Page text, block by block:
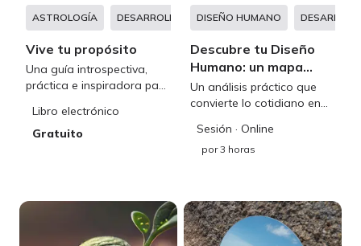
ASTROLOGÍA DESARROLLO PERSONAL
Vive tu propósito
Una guía introspectiva,
práctica e inspiradora para
paradigma
Libro electrónico
Gratuito
DISEÑO HUMANO
Descubre tu Diseño
Humano: un mapa
claro para vivir con
autenticidad
Un análisis práctico que
convierte lo cotidiano en
oportunidades de
crecimiento
Sesión · Online
por3 horas